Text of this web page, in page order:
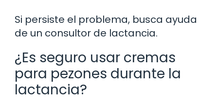
Si persiste el problema, busca ayuda
de un consultor de lactancia.
¿Es seguro usar cremas
para pezones durante la
lactancia?